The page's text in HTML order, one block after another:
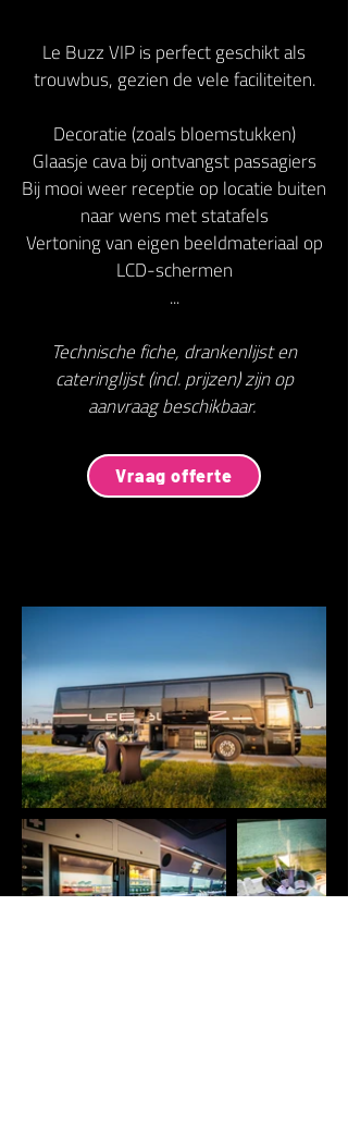
Le Buzz VIP is perfect geschikt als
trouwbus, gezien de vele faciliteiten.
Decoratie (zoals bloemstukken)
Glaasje cava bij ontvangst passagiers
Bij mooi weer receptie op locatie buiten
naar wens met statafels
Vertoning van eigen beeldmateriaal op
LCD-schermen
...
Technische fiche, drankenlijst en
cateringlijst (incl. prijzen) zijn op
aanvraag beschikbaar.
Vraag offerte